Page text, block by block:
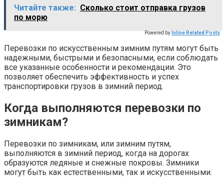
Читайте также: Сколько стоит отправка грузов
по морю
Powered by Inline Related Posts
Перевозки по искусственным зимним путям могут быть
надежными, быстрыми и безопасными, если соблюдать
все указанные особенности и рекомендации. Это
позволяет обеспечить эффективность и успех
транспортировки грузов в зимний период.
Когда выполняются перевозки по
зимникам?
Перевозки по зимникам, или зимним путям,
выполняются в зимний период, когда на дорогах
образуются ледяные и снежные покровы. Зимники
могут быть как естественными, так и искусственными.